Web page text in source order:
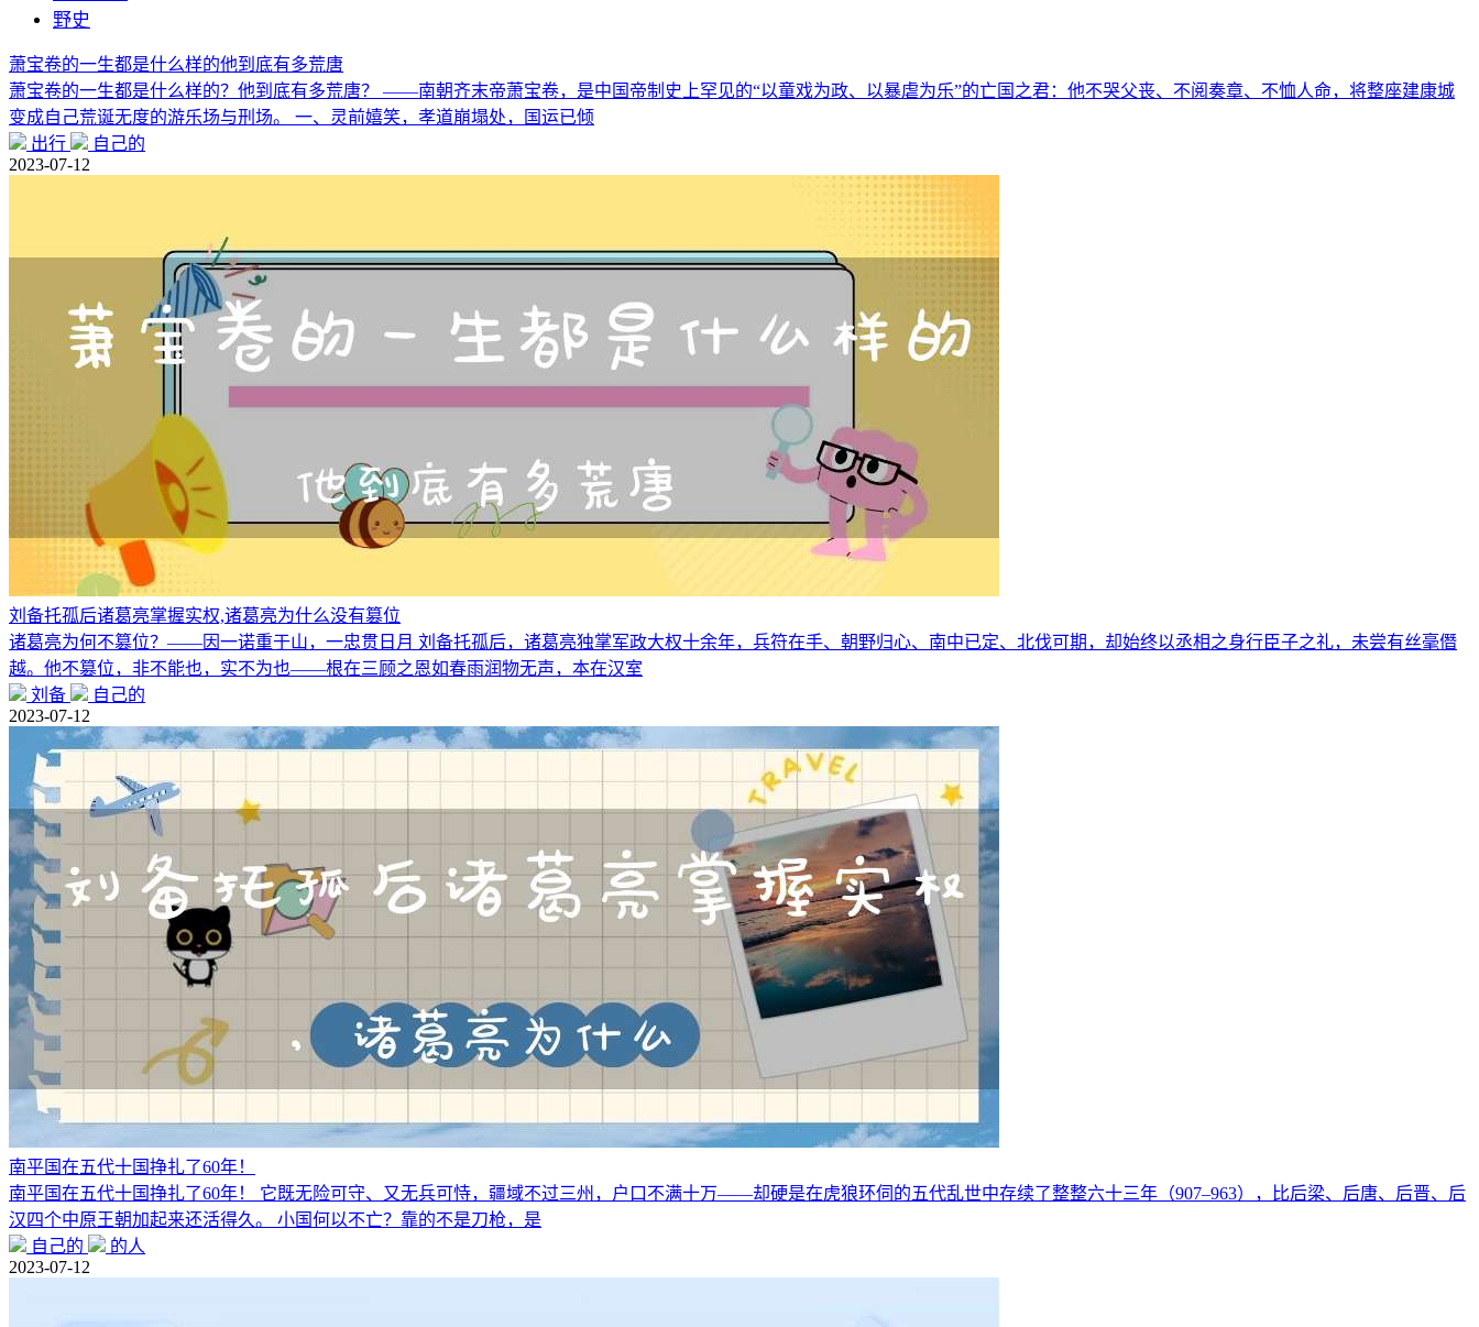
野史
萧宝卷的一生都是什么样的他到底有多荒唐
萧宝卷的一生都是什么样的？他到底有多荒唐？ ——南朝齐末帝萧宝卷，是中国帝制史上罕见的“以童戏为政、以暴虐为乐”的亡国之君：他不哭父丧、不阅奏章、不恤人命，将整座建康城
变成自己荒诞无度的游乐场与刑场。 一、灵前嬉笑，孝道崩塌处，国运已倾
出行
自己的
2023-07-12
刘备托孤后诸葛亮掌握实权,诸葛亮为什么没有篡位
诸葛亮为何不篡位？——因一诺重于山，一忠贯日月 刘备托孤后，诸葛亮独掌军政大权十余年，兵符在手、朝野归心、南中已定、北伐可期，却始终以丞相之身行臣子之礼，未尝有丝毫僭
越。他不篡位，非不能也，实不为也——根在三顾之恩如春雨润物无声，本在汉室
刘备
自己的
2023-07-12
南平国在五代十国挣扎了60年！
南平国在五代十国挣扎了60年！ 它既无险可守、又无兵可恃，疆域不过三州，户口不满十万——却硬是在虎狼环伺的五代乱世中存续了整整六十三年（907–963），比后梁、后唐、后晋、后
汉四个中原王朝加起来还活得久。 小国何以不亡？靠的不是刀枪，是
自己的
的人
2023-07-12